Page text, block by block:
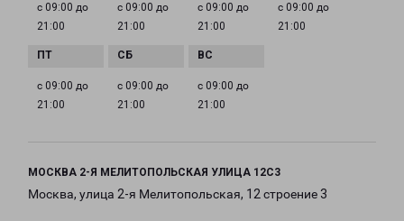
с 09:00 до
21:00
с 09:00 до
21:00
с 09:00 до
21:00
с 09:00 до
21:00
с 09:00 до
21:00
с 09:00 до
21:00
с 09:00 до
21:00
МОСКВА 2-Я МЕЛИТОПОЛЬСКАЯ УЛИЦА 12С3
Москва, улица 2-я Мелитопольская, 12 строение 3